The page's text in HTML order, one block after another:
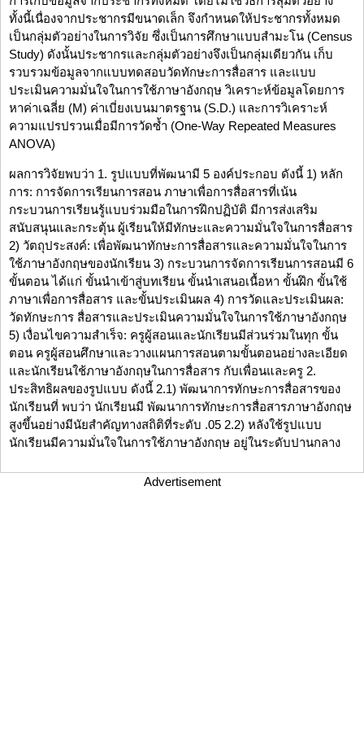
ทั้งนี้เนื่องจากประชากรมีขนาดเล็ก จึงกำหนดให้ประชากรทั้งหมด
เป็นกลุ่มตัวอย่างในการวิจัย ซึ่งเป็นการศึกษาแบบสำมะโน (Census
Study) ดังนั้นประชากรและกลุ่มตัวอย่างจึงเป็นกลุ่มเดียวกัน เก็บ
รวบรวมข้อมูลจากแบบทดสอบวัดทักษะการสื่อสาร และแบบ
ประเมินความมั่นใจในการใช้ภาษาอังกฤษ วิเคราะห์ข้อมูลโดยการ
หาค่าเฉลี่ย (M) ค่าเบี่ยงเบนมาตรฐาน (S.D.) และการวิเคราะห์
ความแปรปรวนเมื่อมีการวัดซ้ำ (One-Way Repeated Measures
ANOVA)
ผลการวิจัยพบว่า 1. รูปแบบที่พัฒนามี 5 องค์ประกอบ ดังนี้ 1) หลัก
การ: การจัดการเรียนการสอน ภาษาเพื่อการสื่อสารที่เน้น
กระบวนการเรียนรู้แบบร่วมมือในการฝึกปฏิบัติ มีการส่งเสริม
สนับสนุนและกระตุ้น ผู้เรียนให้มีทักษะและความมั่นใจในการสื่อสาร
2) วัตถุประสงค์: เพื่อพัฒนาทักษะการสื่อสารและความมั่นใจในการ
ใช้ภาษาอังกฤษของนักเรียน 3) กระบวนการจัดการเรียนการสอนมี 6
ขั้นตอน ได้แก่ ขั้นนำเข้าสู่บทเรียน ขั้นนำเสนอเนื้อหา ขั้นฝึก ขั้นใช้
ภาษาเพื่อการสื่อสาร และขั้นประเมินผล 4) การวัดและประเมินผล:
วัดทักษะการ สื่อสารและประเมินความมั่นใจในการใช้ภาษาอังกฤษ
5) เงื่อนไขความสำเร็จ: ครูผู้สอนและนักเรียนมีส่วนร่วมในทุก ขั้น
ตอน ครูผู้สอนศึกษาและวางแผนการสอนตามขั้นตอนอย่างละเอียด
และนักเรียนใช้ภาษาอังกฤษในการสื่อสาร กับเพื่อนและครู 2.
ประสิทธิผลของรูปแบบ ดังนี้ 2.1) พัฒนาการทักษะการสื่อสารของ
นักเรียนที่ พบว่า นักเรียนมี พัฒนาการทักษะการสื่อสารภาษาอังกฤษ
สูงขึ้นอย่างมีนัยสำคัญทางสถิติที่ระดับ .05 2.2) หลังใช้รูปแบบ
นักเรียนมีความมั่นใจในการใช้ภาษาอังกฤษ อยู่ในระดับปานกลาง
Advertisement